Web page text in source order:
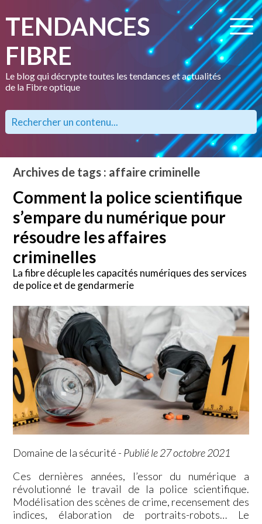
TENDANCES
FIBRE
Le blog qui décrypte toutes les tendances et actualités
de la Fibre optique
Archives de tags : affaire criminelle
Comment la police scientifique
s’empare du numérique pour
résoudre les affaires
criminelles
La fibre décuple les capacités numériques des services
de police et de gendarmerie
Domaine de la sécurité - Publié le 27 octobre 2021
Ces dernières années, l’essor du numérique a
révolutionné le travail de la police scientifique.
Modélisation des scènes de crime, recensement des
indices, élaboration de portraits-robots… Le